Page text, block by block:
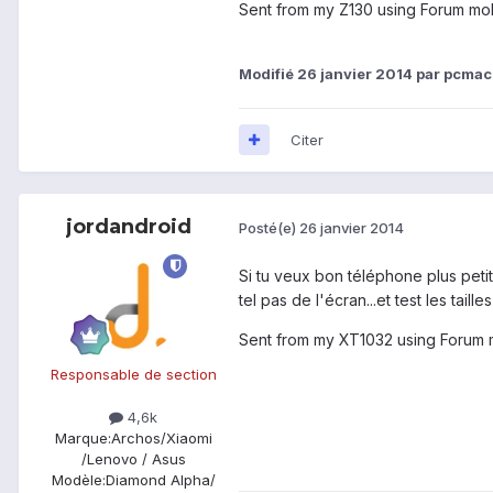
Sent from my Z130 using Forum
Modifié 26 janvier 2014 par pcmac
Citer
jordandroid
Responsable de section
4,6k
Marque:Archos/Xiaomi
/Lenovo / Asus
Modèle:Diamond Alpha/
Posté(e) 26 janvier 2014
Si tu veux bon téléphone plus
tel pas de l'écran...et test les
Sent from my XT1032 using Forum